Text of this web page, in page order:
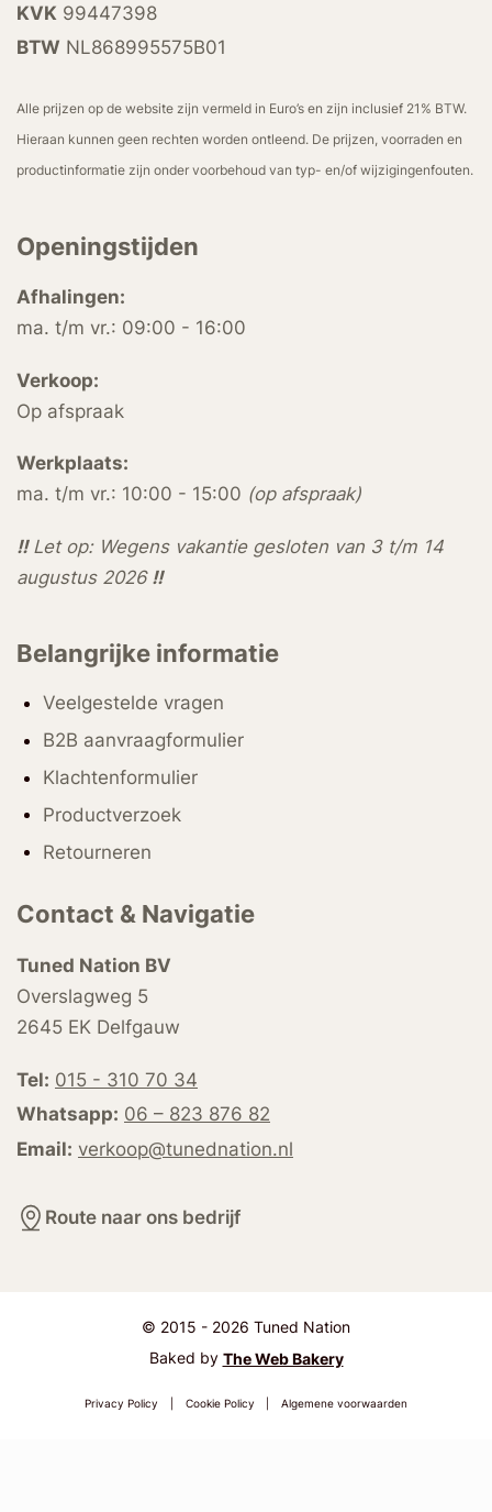
KVK 99447398
BTW NL868995575B01
Alle prijzen op de website zijn vermeld in Euro’s en zijn inclusief 21% BTW.
Hieraan kunnen geen rechten worden ontleend. De prijzen, voorraden en
productinformatie zijn onder voorbehoud van typ- en/of wijzigingenfouten.
Openingstijden
Afhalingen:
ma. t/m vr.: 09:00 - 16:00
Verkoop:
Op afspraak
Werkplaats:
ma. t/m vr.: 10:00 - 15:00 (op afspraak)
!!Let op: Wegens vakantie gesloten van 3 t/m 14
augustus 2026 !!
Belangrijke informatie
Veelgestelde vragen
B2B aanvraagformulier
Klachtenformulier
Productverzoek
Retourneren
Contact & Navigatie
Tuned Nation BV
Overslagweg 5
2645 EK Delfgauw
Tel: 015 - 310 70 34
Whatsapp: 06 – 823 876 82
Email: verkoop@tunednation.nl
Route naar ons bedrijf
© 2015 - 2026 Tuned Nation
Baked by The Web Bakery
Privacy Policy Cookie Policy Algemene voorwaarden